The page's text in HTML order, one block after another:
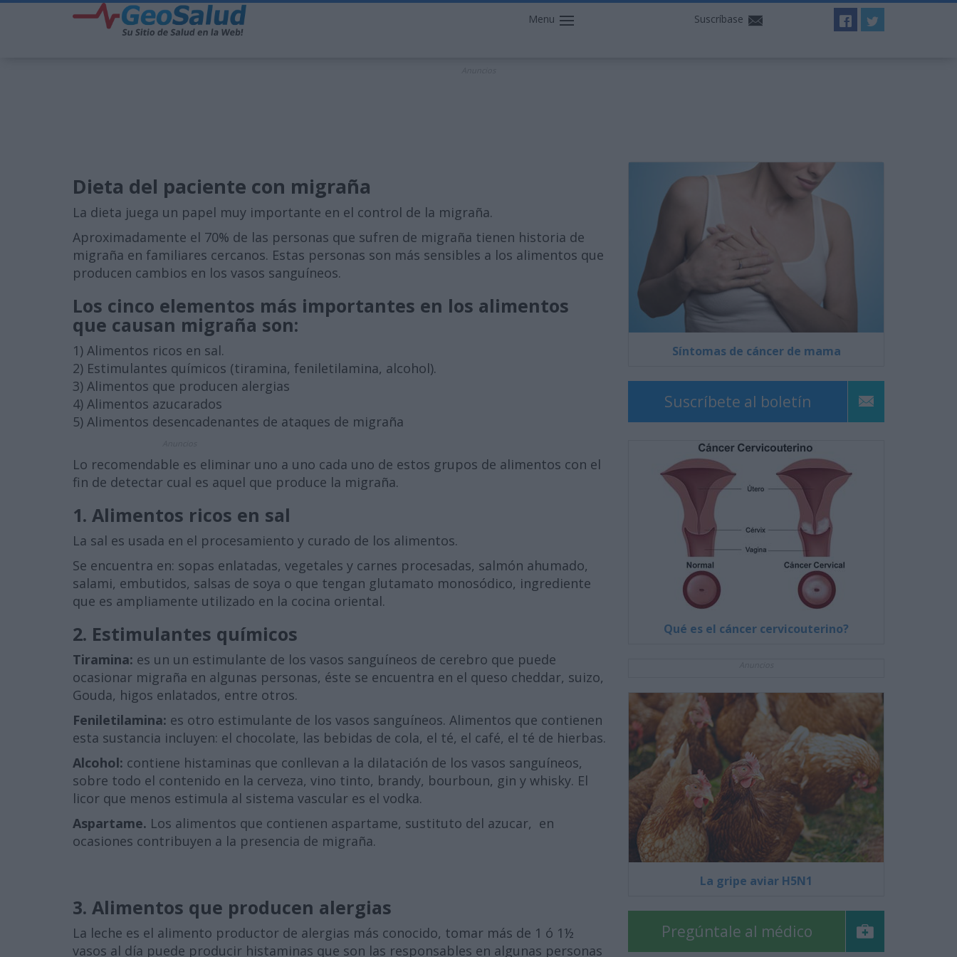
Menu Suscríbase
Dieta del paciente con migraña
La dieta juega un papel muy importante en el control de la migraña.
Aproximadamente el 70% de las personas que sufren de migraña tienen historia de
migraña en familiares cercanos. Estas personas son más sensibles a los alimentos que
producen cambios en los vasos sanguíneos.
Los cinco elementos más importantes en los alimentos
que causan migraña son:
1) Alimentos ricos en sal.
2) Estimulantes químicos (tiramina, feniletilamina, alcohol).
3) Alimentos que producen alergias
4) Alimentos azucarados
5) Alimentos desencadenantes de ataques de migraña
Lo recomendable es eliminar uno a uno cada uno de estos grupos de alimentos con el
fin de detectar cual es aquel que produce la migraña.
1. Alimentos ricos en sal
La sal es usada en el procesamiento y curado de los alimentos.
Se encuentra en: sopas enlatadas, vegetales y carnes procesadas, salmón ahumado,
salami, embutidos, salsas de soya o que tengan glutamato monosódico, ingrediente
que es ampliamente utilizado en la cocina oriental.
2. Estimulantes químicos
Tiramina: es un un estimulante de los vasos sanguíneos de cerebro que puede
ocasionar migraña en algunas personas, éste se encuentra en el queso cheddar, suizo,
Gouda, higos enlatados, entre otros.
Feniletilamina: es otro estimulante de los vasos sanguíneos. Alimentos que contienen
esta sustancia incluyen: el chocolate, las bebidas de cola, el té, el café, el té de hierbas.
Alcohol: contiene histaminas que conllevan a la dilatación de los vasos sanguíneos,
sobre todo el contenido en la cerveza, vino tinto, brandy, bourboun, gin y whisky. El
licor que menos estimula al sistema vascular es el vodka.
Aspartame. Los alimentos que contienen aspartame, sustituto del azucar, en
ocasiones contribuyen a la presencia de migraña.
3. Alimentos que producen alergias
La leche es el alimento productor de alergias más conocido, tomar más de 1 ó 1½
vasos al día puede producir histaminas que son las responsables en algunas personas
Síntomas de cáncer de mama
Suscríbete al boletín
Qué es el cáncer cervicouterino?
La gripe aviar H5N1
Pregúntale al médico